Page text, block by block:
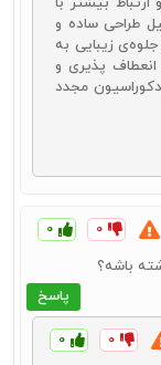
است. اگر از خدمات
به این محصولات
کیفیت بگذارید و هم
چنین شرایطی را
طراحی ساده و
زیبایی به
پذیری و
مجدد
۰ ۰
پاسخ
باشه؟
۰ ۰